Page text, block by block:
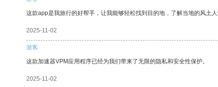
这款app是我旅行的好帮手，让我能够轻松找到目的地，了解当地的风土人
2025-11-02
游客
这款加速器VPM应用程序已经为我们带来了无限的隐私和安全性保护。
2025-11-02